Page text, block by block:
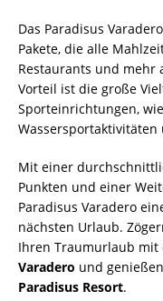
Das Paradisus
Pakete, die alle
Restaurants und mehr
Vorteil ist die große
Sporteinrichtungen,
Mit einer
Punkten und einer
Paradisus Varadero
nächsten Urlaub.
Ihren Traumurlaub mit
Varadero und
Paradisus Resort.